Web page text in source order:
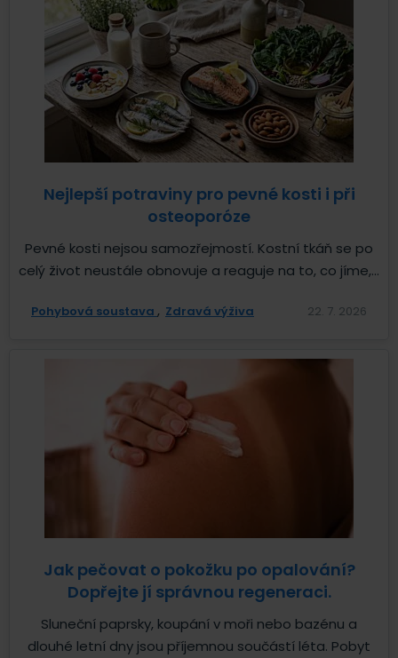
Nejlepší potraviny pro pevné kosti i při
osteoporóze
Pevné kosti nejsou samozřejmostí. Kostní tkáň se po
celý život neustále obnovuje a reaguje na to, co jíme,...
Pohybová soustava Zdravá výživa 22. 7. 2026
Jak pečovat o pokožku po opalování?
Dopřejte jí správnou regeneraci.
Sluneční paprsky, koupání v moři nebo bazénu a
dlouhé letní dny jsou příjemnou součástí léta. Pobyt